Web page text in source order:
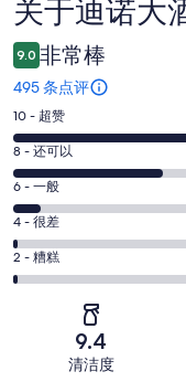
点
评
关于迪诺大
9.0 非常棒
495 条点评
10
分
-
超
赞。
297
条
好
10 - 超赞
8
分
-
还
可
以。
8 - 还可以
6
分
-
一
般。
6 - 一般
4
分
-
4 - 很差
2
分
2 - 糟糕
9.4
清洁度